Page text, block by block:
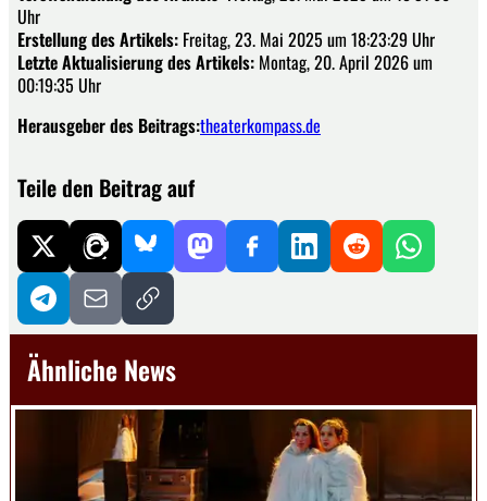
Uhr
Erstellung des Artikels: Freitag, 23. Mai 2025 um 18:23:29 Uhr
Letzte Aktualisierung des Artikels: Montag, 20. April 2026 um
00:19:35 Uhr
Herausgeber des Beitrags:theaterkompass.de
Teile den Beitrag auf
Ähnliche News